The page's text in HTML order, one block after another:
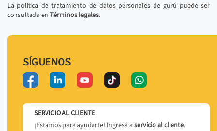
La política de tratamiento de datos personales de gurú puede ser
consultada en Términos legales.
SÍGUENOS
SERVICIO AL CLIENTE
¡Estamos para ayudarte! Ingresa a servicio al cliente.